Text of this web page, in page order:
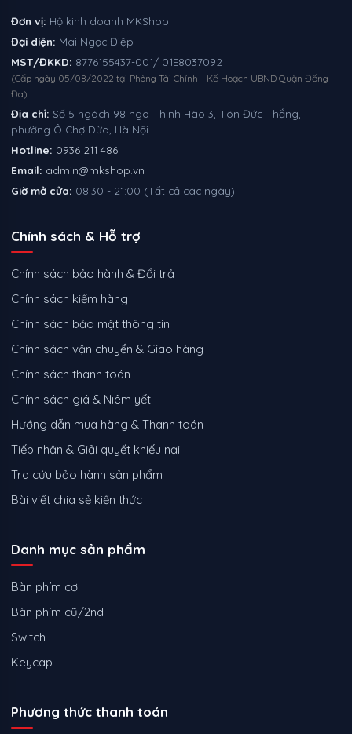
Đơn vị: Hộ kinh doanh MKShop
Đại diện: Mai Ngọc Điệp
MST/ĐKKD: 8776155437-001/ 01E8037092
(Cấp ngày 05/08/2022 tại Phòng Tài Chính - Kế Hoạch UBND Quận Đống
Đa)
Địa chỉ: Số 5 ngách 98 ngõ Thịnh Hào 3, Tôn Đức Thắng,
phường Ô Chợ Dừa, Hà Nội
Hotline: 0936 211 486
Email: admin@mkshop.vn
Giờ mở cửa: 08:30 - 21:00 (Tất cả các ngày)
Chính sách & Hỗ trợ
Chính sách bảo hành & Đổi trả
Chính sách kiểm hàng
Chính sách bảo mật thông tin
Chính sách vận chuyển & Giao hàng
Chính sách thanh toán
Chính sách giá & Niêm yết
Hướng dẫn mua hàng & Thanh toán
Tiếp nhận & Giải quyết khiếu nại
Tra cứu bảo hành sản phẩm
Bài viết chia sẻ kiến thức
Danh mục sản phẩm
Bàn phím cơ
Bàn phím cũ/2nd
Switch
Keycap
Phương thức thanh toán